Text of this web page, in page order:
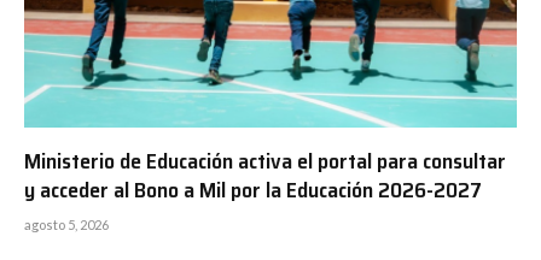
Ministerio de Educación activa el portal para consultar
y acceder al Bono a Mil por la Educación 2026-2027
agosto 5, 2026